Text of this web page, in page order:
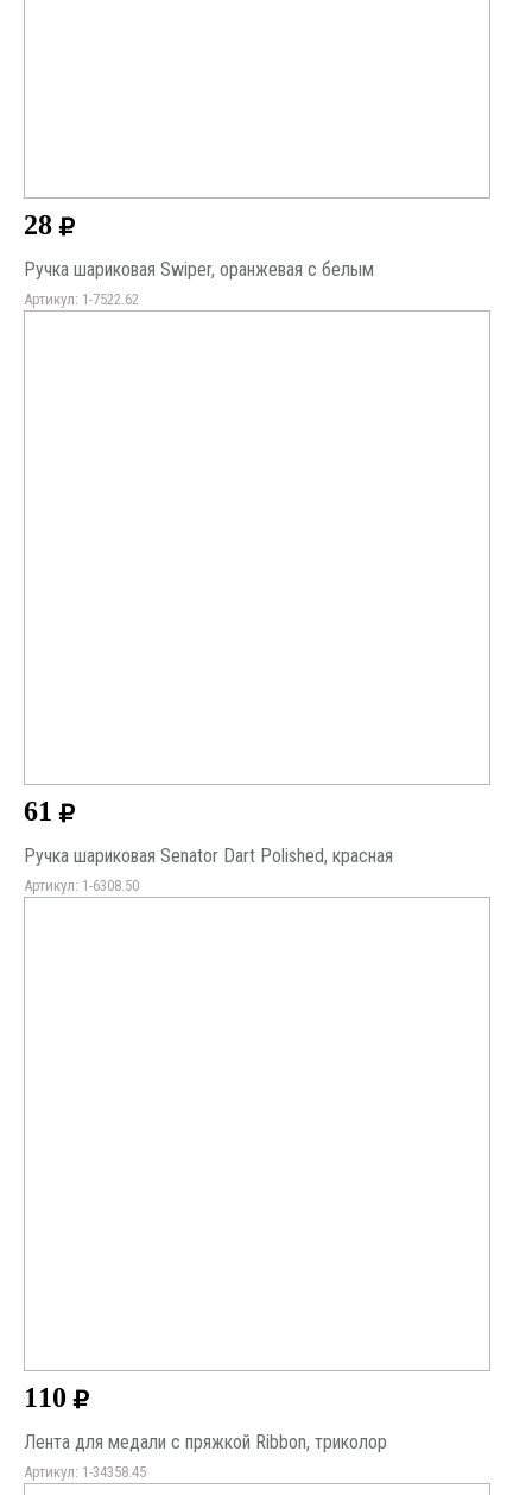
28
Ручка шариковая Swiper, оранжевая с белым
Артикул: 1-7522.62
61
Ручка шариковая Senator Dart Polished, красная
Артикул: 1-6308.50
110
Лента для медали с пряжкой Ribbon, триколор
Артикул: 1-34358.45